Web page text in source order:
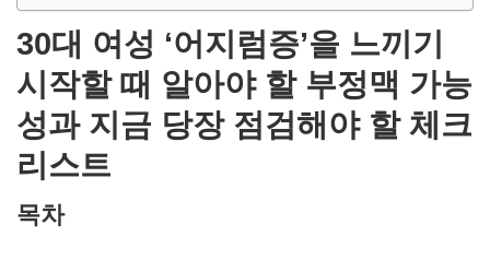
30대 여성 ‘어지럼증’을 느끼기
시작할 때 알아야 할 부정맥 가능
성과 지금 당장 점검해야 할 체크
리스트
목차